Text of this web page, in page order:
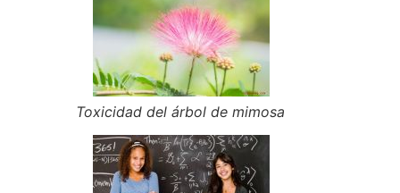
Toxicidad del árbol de mimosa